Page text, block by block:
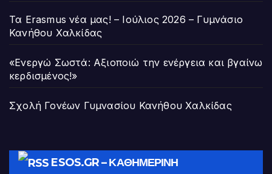
Τα Erasmus νέα μας! – Ιούλιος 2026 – Γυμνάσιο
Κανήθου Χαλκίδας
«Ενεργώ Σωστά: Αξιοποιώ την ενέργεια και βγαίνω
κερδισμένος!»
Σχολή Γονέων Γυμνασίου Κανήθου Χαλκίδας
ESOS.GR – ΚΑΘΗΜΕΡΙΝΉ